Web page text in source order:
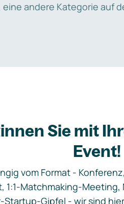
eine andere Kategorie auf
Sie mit
Event!
vom Format -
1:1-Matchmaking-
Startup-Gipfel - wir sind